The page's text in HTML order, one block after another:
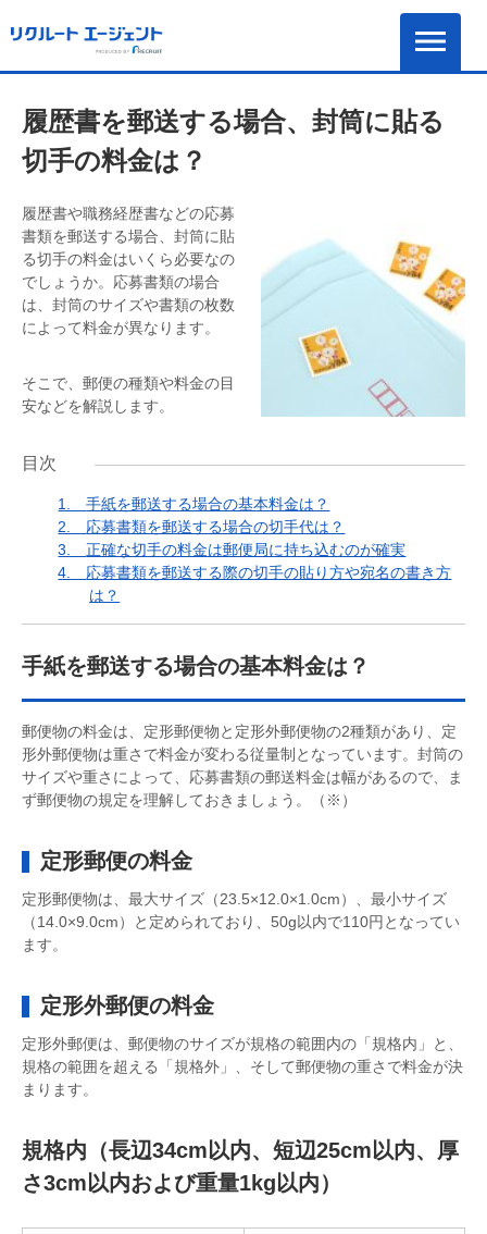
履歴書を郵送する場合、封筒に貼る
切手の料金は？
履歴書や職務経歴書などの応募
書類を郵送する場合、封筒に貼
る切手の料金はいくら必要なの
でしょうか。応募書類の場合
は、封筒のサイズや書類の枚数
によって料金が異なります。
そこで、郵便の種類や料金の目
安などを解説します。
目次
1.手紙を郵送する場合の基本料金は？
2. 応募書類を郵送する場合の切手代は？
3.正確な切手の料金は郵便局に持ち込むのが確実
4. 応募書類を郵送する際の切手の貼り方や宛名の書き方
は？
手紙を郵送する場合の基本料金は？
郵便物の料金は、定形郵便物と定形外郵便物の2種類があり、定
形外郵便物は重さで料金が変わる従量制となっています。封筒の
サイズや重さによって、応募書類の郵送料金は幅があるので、ま
ず郵便物の規定を理解しておきましょう。（※）
定形郵便の料金
定形郵便物は、最大サイズ（23.5×12.0×1.0cm）、最小サイズ
（14.0×9.0cm）と定められており、50g以内で110円となってい
ます。
定形外郵便の料金
定形外郵便は、郵便物のサイズが規格の範囲内の「規格内」と、
規格の範囲を超える「規格外」、そして郵便物の重さで料金が決
まります。
規格内（長辺34cm以内、短辺25cm以内、厚
さ3cm以内および重量1kg以内）